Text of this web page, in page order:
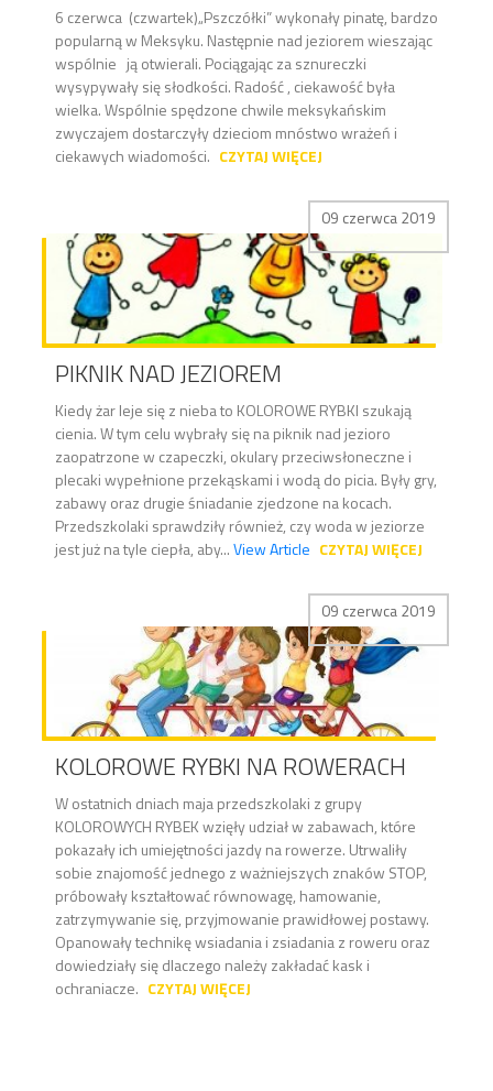
6 czerwca (czwartek)„Pszczółki” wykonały pinatę, bardzo
popularną w Meksyku. Następnie nad jeziorem wieszając
wspólnie ją otwierali. Pociągając za sznureczki
wysypywały się słodkości. Radość , ciekawość była
wielka. Wspólnie spędzone chwile meksykańskim
zwyczajem dostarczyły dzieciom mnóstwo wrażeń i
ciekawych wiadomości. CZYTAJ WIĘCEJ
09 czerwca 2019
PIKNIK NAD JEZIOREM
Kiedy żar leje się z nieba to KOLOROWE RYBKI szukają
cienia. W tym celu wybrały się na piknik nad jezioro
zaopatrzone w czapeczki, okulary przeciwsłoneczne i
plecaki wypełnione przekąskami i wodą do picia. Były gry,
zabawy oraz drugie śniadanie zjedzone na kocach.
Przedszkolaki sprawdziły również, czy woda w jeziorze
jest już na tyle ciepła, aby...View Article CZYTAJ WIĘCEJ
09 czerwca 2019
KOLOROWE RYBKI NA ROWERACH
W ostatnich dniach maja przedszkolaki z grupy
KOLOROWYCH RYBEK wzięły udział w zabawach, które
pokazały ich umiejętności jazdy na rowerze. Utrwaliły
sobie znajomość jednego z ważniejszych znaków STOP,
próbowały kształtować równowagę, hamowanie,
zatrzymywanie się, przyjmowanie prawidłowej postawy.
Opanowały technikę wsiadania i zsiadania z roweru oraz
dowiedziały się dlaczego należy zakładać kask i
ochraniacze. CZYTAJ WIĘCEJ